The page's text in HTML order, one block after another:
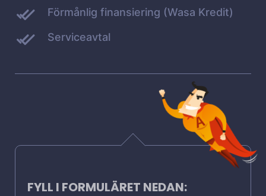
Förmånlig finansiering (Wasa Kredit)
Serviceavtal
FYLL I FORMULÄRET NEDAN: